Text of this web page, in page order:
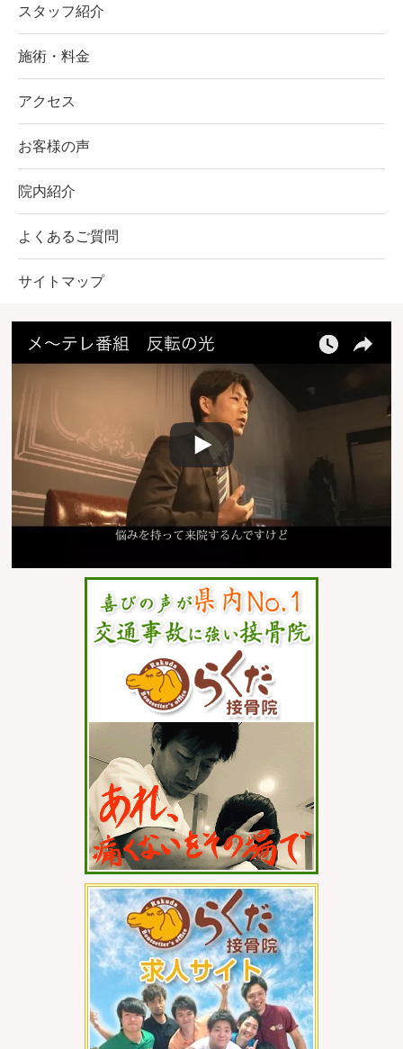
スタッフ紹介
施術・料金
アクセス
お客様の声
院内紹介
よくあるご質問
サイトマップ